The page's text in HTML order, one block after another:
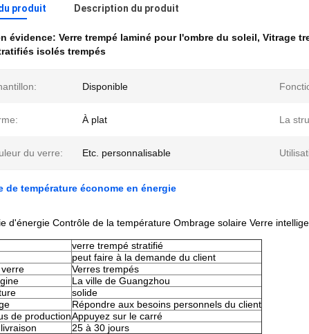
produit Description du produit
évidence: Verre trempé laminé pour l'ombre du soleil, Vitrage
isolés trempés
Disponible
À plat La
du verre: Etc. personnalisable
de température économe en énergie
d'énergie Contrôle de la température Ombrage solaire Verre
verre trempé stratifié
peut faire à la demande du client
Verres trempés
La ville de Guangzhou
solide
Répondre aux besoins personnels du client
de productionAppuyez sur le carré
25 à 30 jours